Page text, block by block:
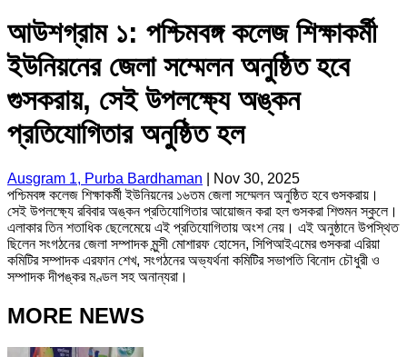
আউশগ্রাম ১: পশ্চিমবঙ্গ কলেজ শিক্ষাকর্মী
ইউনিয়নের জেলা সম্মেলন অনুষ্ঠিত হবে
গুসকরায়, সেই উপলক্ষ্যে অঙ্কন
প্রতিযোগিতার অনুষ্ঠিত হল
Ausgram 1, Purba Bardhaman
Nov 30, 2025
পশ্চিমবঙ্গ কলেজ শিক্ষাকর্মী ইউনিয়নের ১৬তম জেলা সম্মেলন অনুষ্ঠিত হবে গুসকরায়।
সেই উপলক্ষ্যে রবিবার অঙ্কন প্রতিযোগিতার আয়োজন করা হল গুসকরা শিশুমন স্কুলে।
এলাকার তিন শতাধিক ছেলেমেয়ে এই প্রতিযোগিতায় অংশ নেয়। এই অনুষ্ঠানে উপস্থিত
ছিলেন সংগঠনের জেলা সম্পাদক মুন্সী মোশারফ হোসেন, সিপিআইএমের গুসকরা এরিয়া
কমিটির সম্পাদক এরফান শেখ, সংগঠনের অভ্যর্থনা কমিটির সভাপতি বিনোদ চৌধুরী ও
সম্পাদক দীপঙ্কর মণ্ডল সহ অনান্যরা।
MORE NEWS